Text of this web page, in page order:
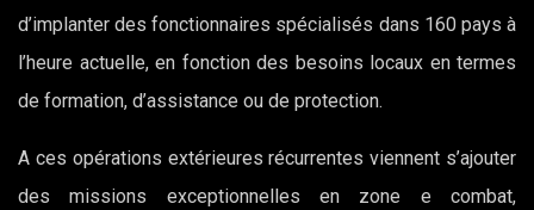
d’implanter des fonctionnaires spécialisés dans 160 pays à
l’heure actuelle, en fonction des besoins locaux en termes
de formation, d’assistance ou de protection.
A ces opérations extérieures récurrentes viennent s’ajouter
des missions exceptionnelles en zone e combat,